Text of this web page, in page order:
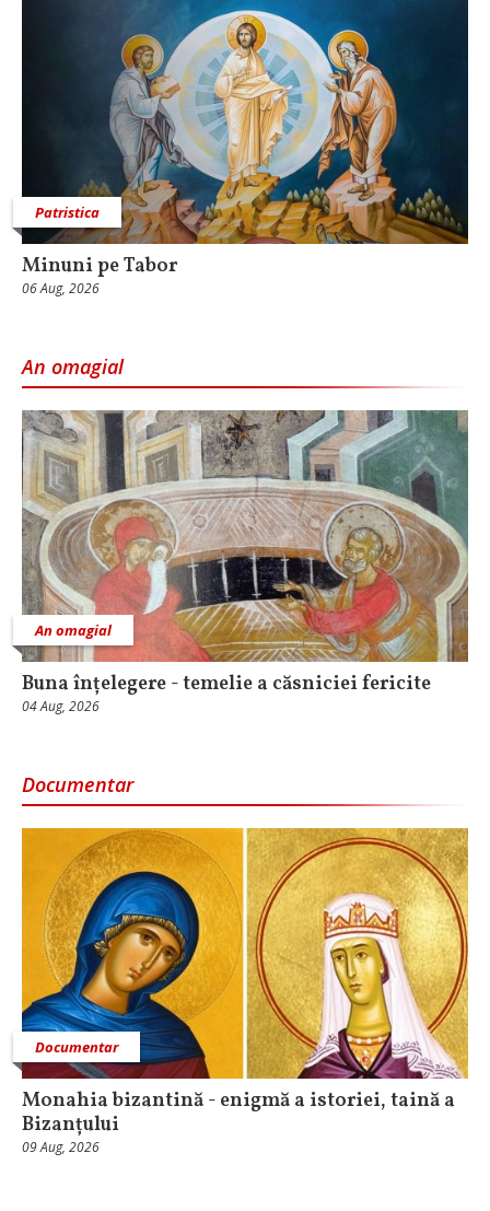
Patristica
Minuni pe Tabor
06 Aug, 2026
An omagial
An omagial
Buna înțelegere - temelie a căsniciei fericite
04 Aug, 2026
Documentar
Documentar
Monahia bizantină - enigmă a istoriei, taină a
Bizanțului
09 Aug, 2026